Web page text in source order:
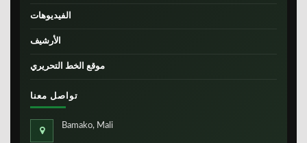
الفيديوهات
الأرشيف
موقع الخط التحريري
تواصل معنا
Bamako, Mali